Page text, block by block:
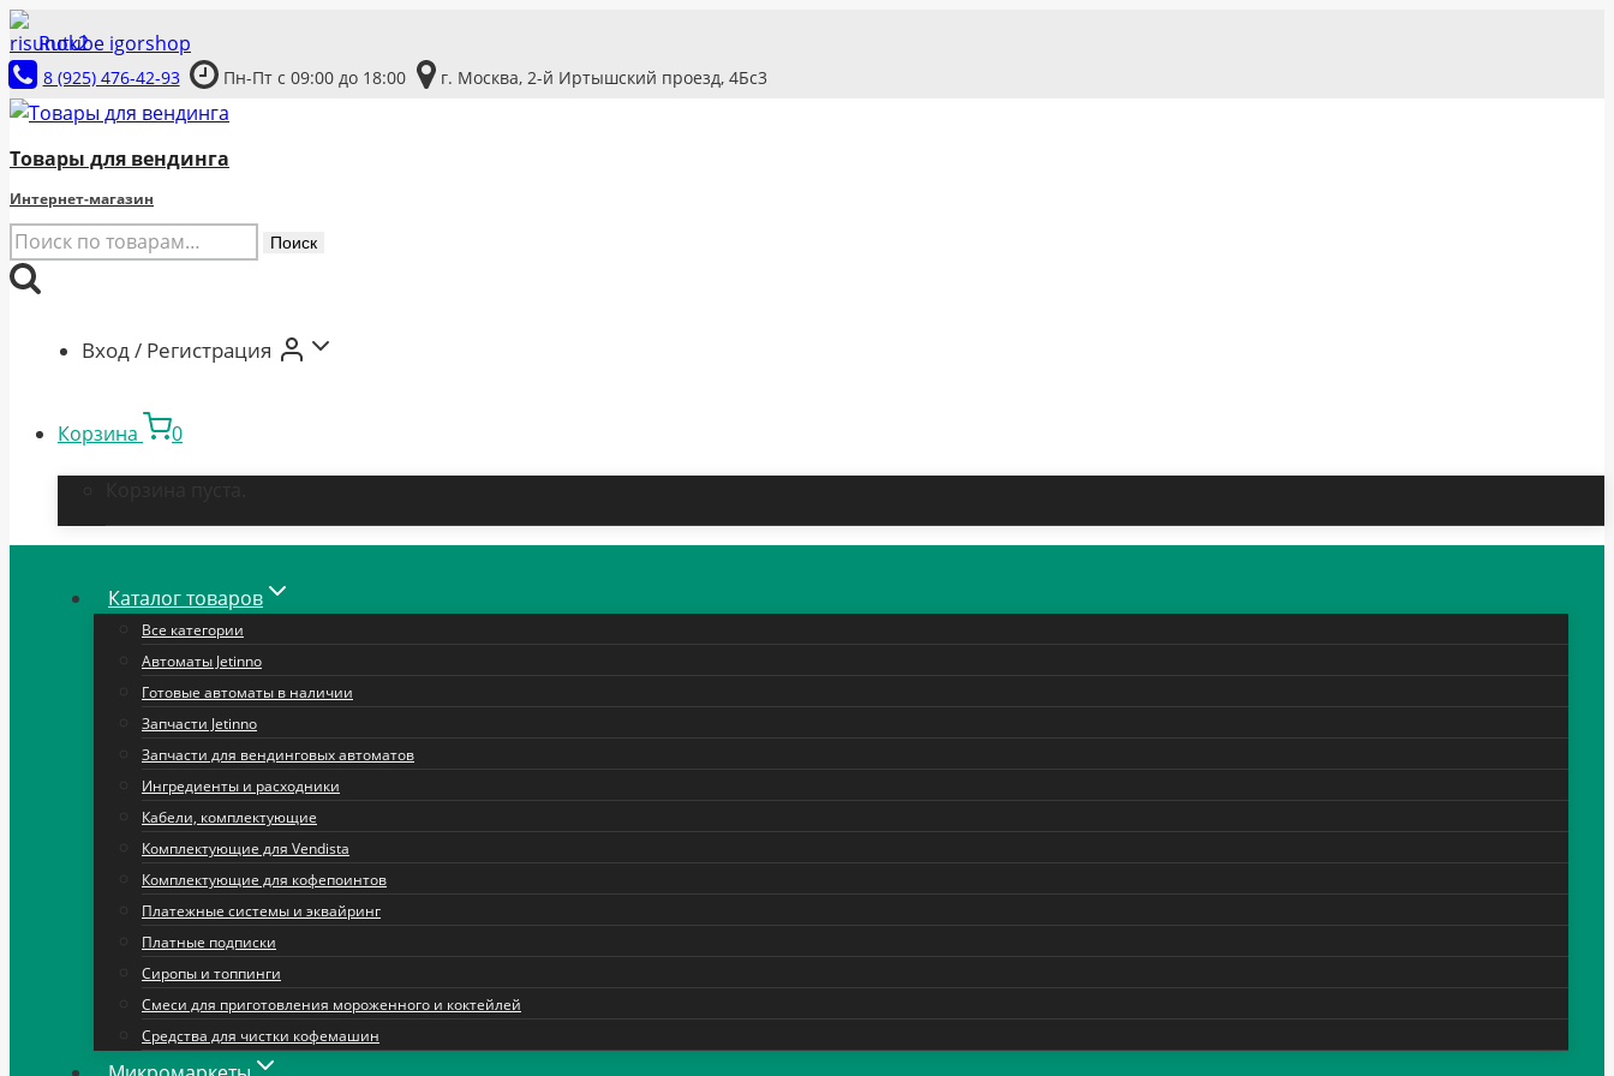
Перейти
к
содержимому
Rutube igorshop
8 (925) 476-42-93 Пн-Пт с 09:00 до 18:00 г. Москва, 2-й Иртышский проезд, 4Бс3
Товары для вендинга
Интернет-магазин
Искать: Поиск
Вход / Регистрация
Корзина 0
Каталог товаров
Все категории
Автоматы Jetinno
Готовые автоматы в наличии
Запчасти Jetinno
Запчасти для вендинговых автоматов
Ингредиенты и расходники
Кабели, комплектующие
Комплектующие для Vendista
Комплектующие для кофепоинтов
Платежные системы и эквайринг
Платные подписки
Сиропы и топпинги
Смеси для приготовления мороженного и коктейлей
Средства для чистки кофемашин